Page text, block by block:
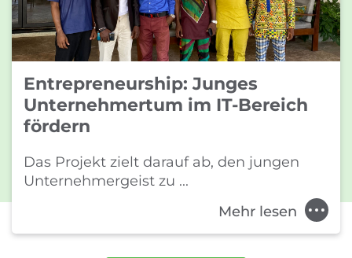
Entrepreneurship: Junges
Unternehmertum im IT-Bereich
fördern
Das Projekt zielt darauf ab, den jungen
Unternehmergeist zu ...
Mehr lesen